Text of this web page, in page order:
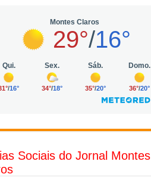
R$ 10 mil no digital
Sociais do Jornal Montes